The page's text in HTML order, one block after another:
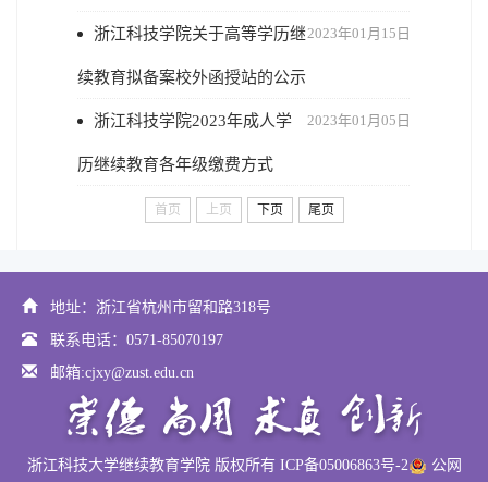
2023年01月15日
浙江科技学院关于高等学历继
续教育拟备案校外函授站的公示
2023年01月05日
浙江科技学院2023年成人学
历继续教育各年级缴费方式
首页 上页 下页 尾页
地址：浙江省杭州市留和路318号
联系电话：0571-85070197
邮箱:cjxy@zust.edu.cn
浙江科技大学继续教育学院 版权所有 ICP备05006863号-2 公网